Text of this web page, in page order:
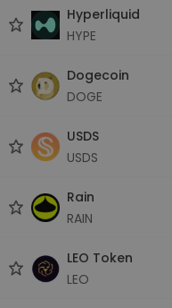
Hyperliquid
HYPE
Dogecoin
DOGE
USDS
USDS
Rain
RAIN
LEO Token
LEO